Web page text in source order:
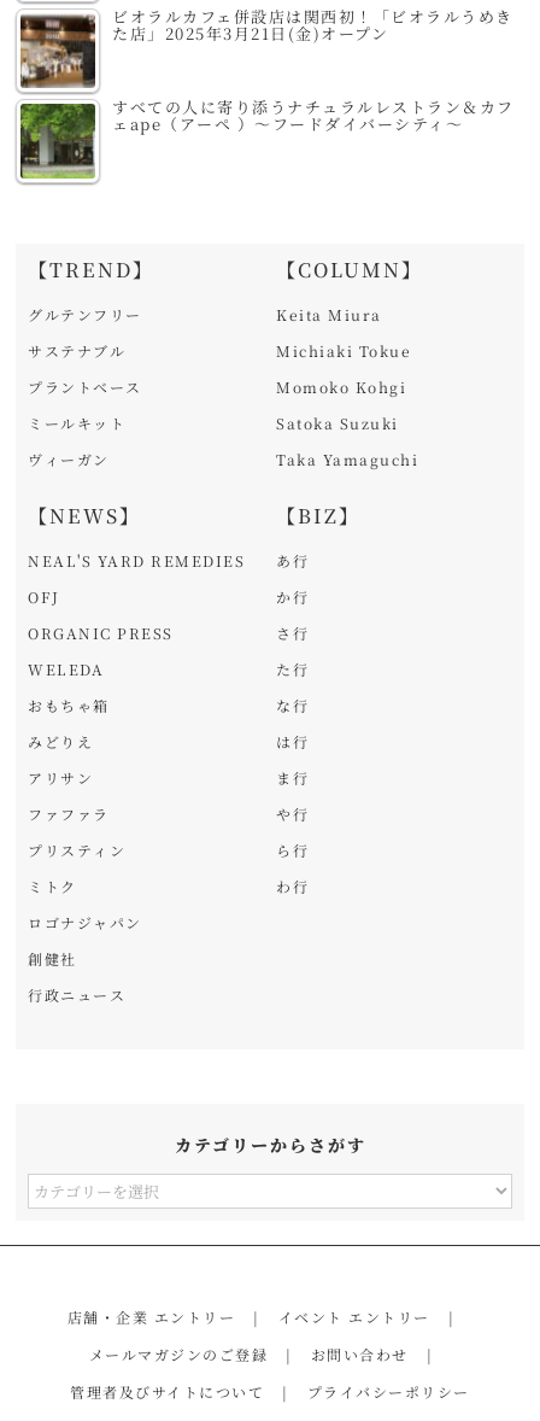
ビオラルカフェ併設店は関西初！「ビオラルうめき
た店」2025年3月21日(金)オープン
すべての人に寄り添うナチュラルレストラン＆カフ
ェape（アーペ ）～フードダイバーシティ～
【TREND】
グルテンフリー
サステナブル
プラントベース
ミールキット
ヴィーガン
【NEWS】
NEAL'S YARD REMEDIES
OFJ
ORGANIC PRESS
WELEDA
おもちゃ箱
みどりえ
アリサン
ファファラ
プリスティン
ミトク
ロゴナジャパン
創健社
行政ニュース
【COLUMN】
Keita Miura
Michiaki Tokue
Momoko Kohgi
Satoka Suzuki
Taka Yamaguchi
【BIZ】
あ行
か行
さ行
た行
な行
は行
ま行
や行
ら行
わ行
カテゴリーからさがす
カ
店舗・企業 エントリー
イベント エントリー
メールマガジンのご登録
お問い合わせ
管理者及びサイトについて
プライバシーポリシー